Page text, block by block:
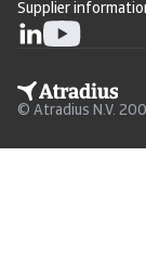
Supplier
© Atradius N.V.